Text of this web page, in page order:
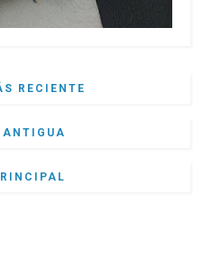
RECIENTE
ANTIGUA